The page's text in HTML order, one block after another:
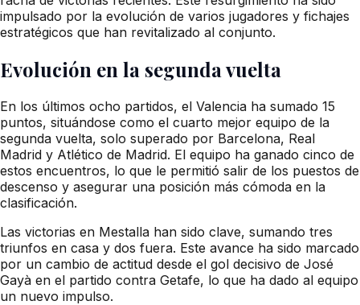
impulsado por la evolución de varios jugadores y fichajes
estratégicos que han revitalizado al conjunto.
Evolución en la segunda vuelta
En los últimos ocho partidos, el Valencia ha sumado 15
puntos, situándose como el cuarto mejor equipo de la
segunda vuelta, solo superado por Barcelona, Real
Madrid y Atlético de Madrid. El equipo ha ganado cinco de
estos encuentros, lo que le permitió salir de los puestos de
descenso y asegurar una posición más cómoda en la
clasificación.
Las victorias en Mestalla han sido clave, sumando tres
triunfos en casa y dos fuera. Este avance ha sido marcado
por un cambio de actitud desde el gol decisivo de José
Gayà en el partido contra Getafe, lo que ha dado al equipo
un nuevo impulso.